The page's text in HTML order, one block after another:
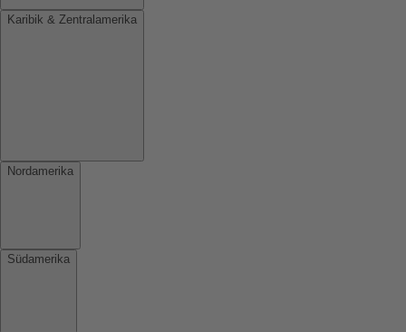
Karibik & Zentralamerika
Nordamerika
Südamerika